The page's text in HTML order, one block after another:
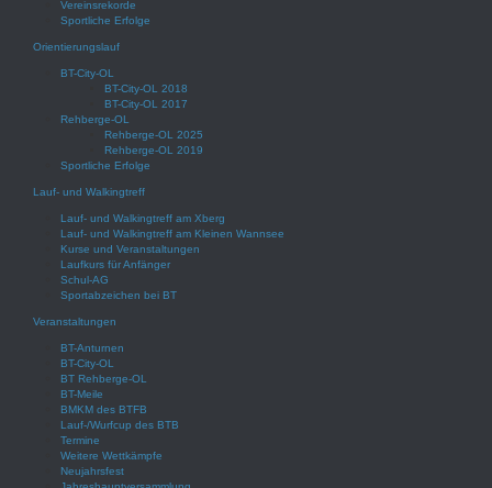
Vereinsrekorde
Sportliche Erfolge
Orientierungslauf
BT-City-OL
BT-City-OL 2018
BT-City-OL 2017
Rehberge-OL
Rehberge-OL 2025
Rehberge-OL 2019
Sportliche Erfolge
Lauf- und Walkingtreff
Lauf- und Walkingtreff am Xberg
Lauf- und Walkingtreff am Kleinen Wannsee
Kurse und Veranstaltungen
Laufkurs für Anfänger
Schul-AG
Sportabzeichen bei BT
Veranstaltungen
BT-Anturnen
BT-City-OL
BT Rehberge-OL
BT-Meile
BMKM des BTFB
Lauf-/Wurfcup des BTB
Termine
Weitere Wettkämpfe
Neujahrsfest